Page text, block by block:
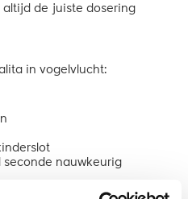
de juiste dosering
in vogelvlucht:
seconde nauwkeurig